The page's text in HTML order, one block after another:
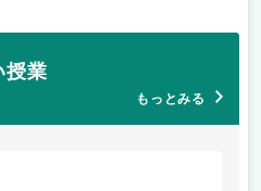
授業
もっとみる